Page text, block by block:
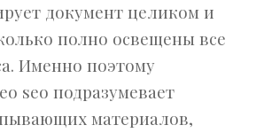
документ целиком и
полно освещены все
Именно поэтому
seo подразумевает
материалов,